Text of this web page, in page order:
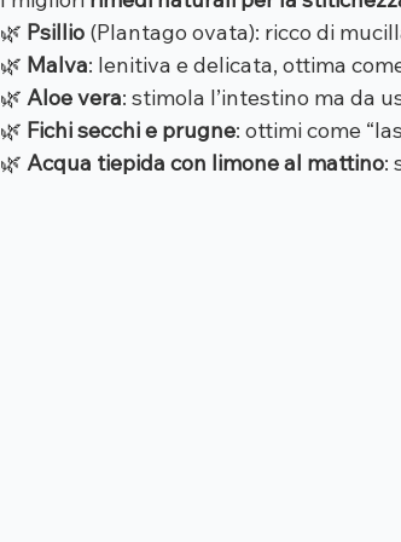
🌿 Psillio (Plantago ovata): ricco di
🌿 Malva: lenitiva e delicata, ottima
🌿 Aloe vera: stimola l’intestino ma da
🌿 Fichi secchi e prugne: ottimi come
🌿 Acqua tiepida con limone al mattino: